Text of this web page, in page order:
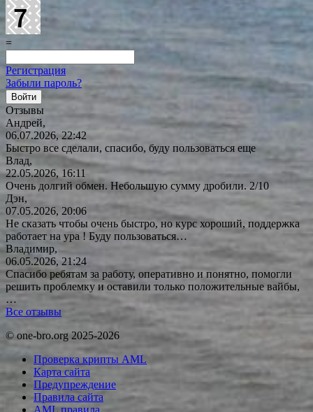
=
Регистрация
Забыли пароль?
Отзывы
Андрей,
06.07.2026, 22:42
Быстро все сделали, спасибо, буду пользоваться еще
Влад,
22.05.2026, 16:11
Очень долгий обмен. Небольшую сумму дробили. 2/10
Дэн,
07.05.2026, 20:06
Не сказать чтобы очень быстро, но курс хороший, поддержка
работает на ура ! Буду пользоваться…
Владимир,
06.05.2026, 21:24
Спасибо ребятам за работу, оперативно и понятно, помогли
решить проблемку и оставили только положительные вайбы,
…
Все отзывы
© one-bro.org 2025-2026
Проверка крипты AML
Карта сайта
Предупреждение
Правила сайта
AML правила